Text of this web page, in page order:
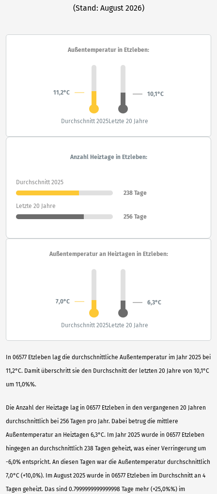
(Stand: August 2026)
In 06577 Etzleben lag die durchschnittliche Außentemperatur im Jahr 2025 bei
11,2°C. Damit überschritt sie den Durchschnitt der letzten 20 Jahre von 10,1°C
um 11,0%%.
Die Anzahl der Heiztage lag in 06577 Etzleben in den vergangenen 20 Jahren
durchschnittlich bei 256 Tagen pro Jahr. Dabei betrug die mittlere
Außentemperatur an Heiztagen 6,3°C. Im Jahr 2025 wurde in 06577 Etzleben
hingegen an durchschnittlich 238 Tagen geheizt, was einer Verringerung um
-6,0% entspricht. An diesen Tagen war die Außentemperatur durchschnittlich
7,0°C (+10,0%). Im August 2025 wurde in 06577 Etzleben im Durchschnitt an 4
Tagen geheizt. Das sind 0.7999999999999998 Tage mehr (+25,0%%) im
Außentemperatur in Etzleben:
11,2°C 10,1°C
Durchschnitt 2025Letzte 20 Jahre
Anzahl Heiztage in Etzleben:
Durchschnitt 2025
238 Tage
Letzte 20 Jahre
256 Tage
Außentemperatur an Heiztagen in Etzleben:
7,0°C 6,3°C
Durchschnitt 2025Letzte 20 Jahre